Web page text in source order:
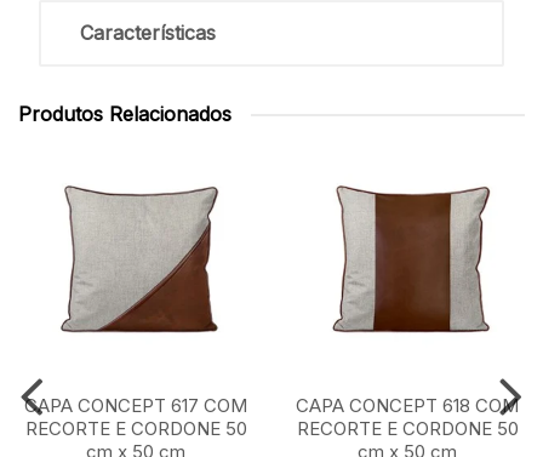
Características
Produtos Relacionados
CAPA CONCEPT 617 COM
RECORTE E CORDONE 50
cm x 50 cm
CAPA CONCEPT 618 COM
RECORTE E CORDONE 50
cm x 50 cm